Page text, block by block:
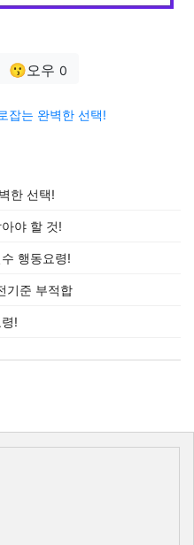
😗오우 0
잡는 완벽한 선택!
한 선택!
야 할 것!
행동요령!
기준 부적합
!